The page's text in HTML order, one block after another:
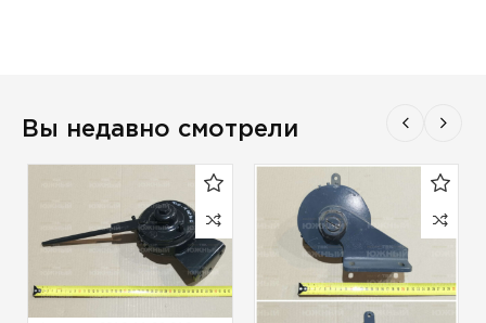
Вы недавно смотрели